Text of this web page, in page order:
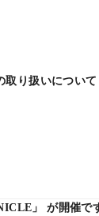
取り扱いについて
」 が開催